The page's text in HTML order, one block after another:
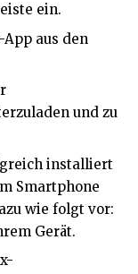
ein.
aus den
und zu
installiert
Smartphone
wie folgt vor:
Gerät.